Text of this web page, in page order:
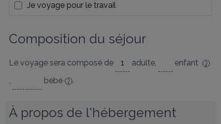
Je voyage pour le travail
Composition du séjour
Le voyage sera composé de adulte,
enfant
,
bébé .
À propos de l'hébergement